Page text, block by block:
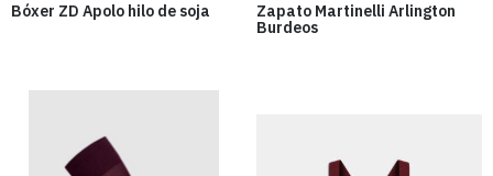
Bóxer ZD Apolo hilo de soja
Zapato Martinelli Arlington
Burdeos